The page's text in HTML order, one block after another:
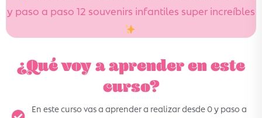
y paso a paso 12 souvenirs infantiles super increíbles
¿Qué voy a aprender en este
curso?
En este curso vas a aprender a realizar desde 0 y paso a